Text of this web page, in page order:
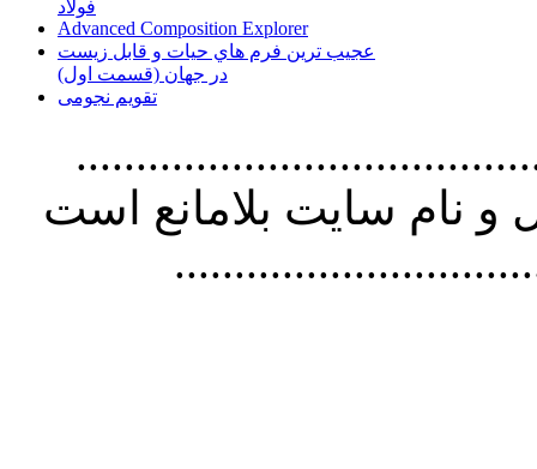
فولاد
Advanced Composition Explorer
عجیب ترین فرم هاي حيات و قابل زيست
در جهان (قسمت اول)
تقویم نجومی
استفاده از
نام سايت بلامانع است